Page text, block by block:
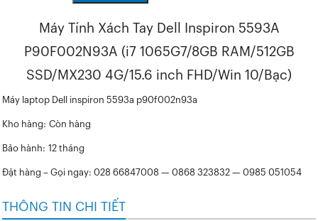
Máy Tính Xách Tay Dell Inspiron 5593A
P90F002N93A (i7 1065G7/8GB RAM/512GB
SSD/MX230 4G/15.6 inch FHD/Win 10/Bạc)
Máy laptop Dell inspiron 5593a p90f002n93a
Kho hàng: Còn hàng
Bảo hành: 12 tháng
Đặt hàng – Gọi ngay: 028 66847008 — 0868 323832 — 0985 051054
THÔNG TIN CHI TIẾT